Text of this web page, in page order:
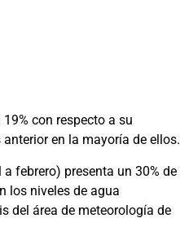
con respecto a su
en la mayoría de ellos.
febrero) presenta un 30% de
los niveles de agua
del área de meteorología de